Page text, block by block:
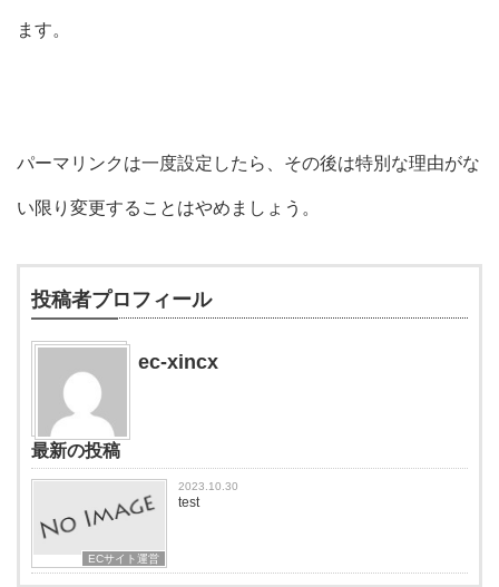
ます。
パーマリンクは一度設定したら、 その後は特別な理由がな
い限り変更することはやめましょう。
投稿者プロフィール
ec-xincx
最新の投稿
ECサイト運営
2023.10.30
test